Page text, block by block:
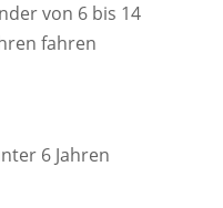
von 6 bis 14
fahren
6 Jahren